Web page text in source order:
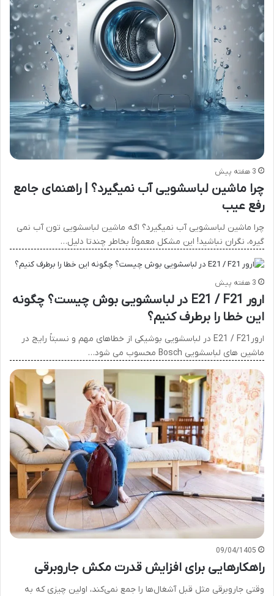
3 هفته پیش
چرا ماشین لباسشویی آب نمیگیرد؟ | راهنمای جامع
رفع عیب
چرا ماشین لباسشویی آب نمیگیرد؟ اگه ماشین لباسشویی تون آب نمی
گیره، نگران نباشید! این مشکل معمولاً بخاطر چندتا دلیل…
3 هفته پیش
ارور E21 / F21 در لباسشویی بوش چیست؟ چگونه
این خطا را برطرف کنیم؟
ارورE21 / F21 در لباسشویی بوشیکی از خطاهای مهم و نسبتاً رایج در
ماشین های لباسشویی Bosch محسوب می شود…
09/04/1405
راهکارهایی برای افزایش قدرت مکش جاروبرقی
وقتی جاروبرقی مثل قبل آشغال‌ها را جمع نمی‌کند، اولین چیزی که به